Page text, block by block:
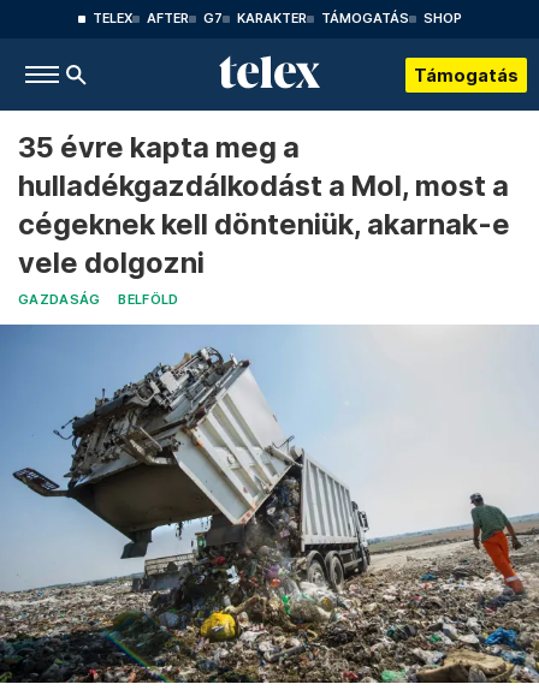
TELEX AFTER G7 KARAKTER TÁMOGATÁS SHOP
Támogatás
35 évre kapta meg a
hulladékgazdálkodást a Mol, most a
cégeknek kell dönteniük, akarnak-e
vele dolgozni
GAZDASÁG BELFÖLD